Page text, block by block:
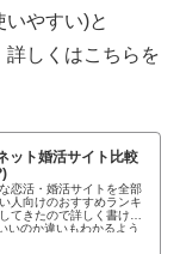
やすい)と
詳しくはこちらを
ット婚活サイト比較
恋活・婚活サイトを全部
人向けのおすすめランキ
てきたので詳しく書けま